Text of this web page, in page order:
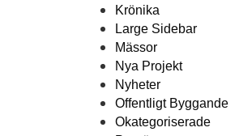
Krönika
Large Sidebar
Mässor
Nya Projekt
Nyheter
Offentligt Byggande
Okategoriserade